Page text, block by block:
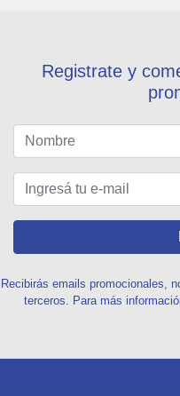
Registrate y
Recibirás emails promocionales,
terceros. Para más